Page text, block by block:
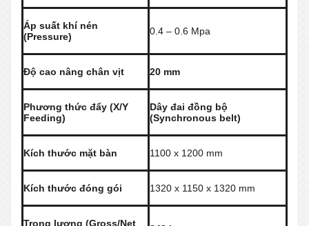
Áp suất khí nén
(Pressure)
0.4 – 0.6 Mpa
Độ cao nâng chân vịt 20 mm
Phương thức đẩy (X/Y
Feeding)
Dây đai đồng bộ
(Synchronous belt)
Kích thước mặt bàn 1100 x 1200 mm
Kích thước đóng gói 1320 x 1150 x 1320 mm
Trọng lượng (Gross/Net